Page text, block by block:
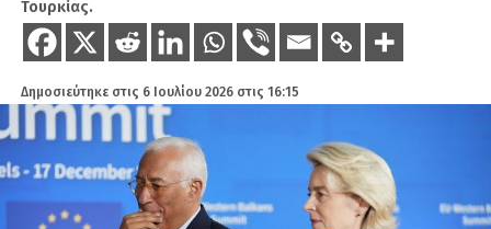
Τουρκίας.
Δημοσιεύτηκε στις 6 Ιουλίου 2026 στις 16:15